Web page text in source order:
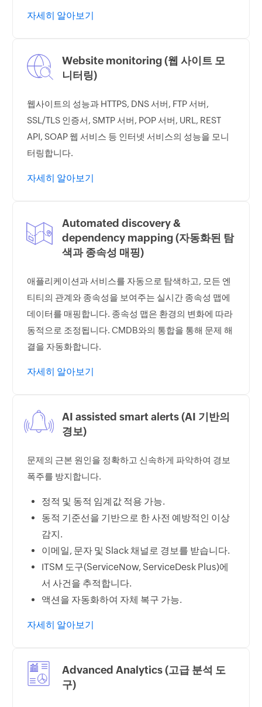
자세히 알아보기
Website monitoring (웹 사이트 모
니터링)
웹사이트의 성능과 HTTPS, DNS 서버, FTP 서버,
SSL/TLS 인증서, SMTP 서버, POP 서버, URL, REST
API, SOAP 웹 서비스 등 인터넷 서비스의 성능을 모니
터링합니다.
자세히 알아보기
Automated discovery &
dependency mapping (자동화된 탐
색과 종속성 매핑)
애플리케이션과 서비스를 자동으로 탐색하고, 모든 엔
티티의 관계와 종속성을 보여주는 실시간 종속성 맵에
데이터를 매핑합니다. 종속성 맵은 환경의 변화에 따라
동적으로 조정됩니다. CMDB와의 통합을 통해 문제 해
결을 자동화합니다.
자세히 알아보기
AI assisted smart alerts (AI 기반의
경보)
문제의 근본 원인을 정확하고 신속하게 파악하여 경보
폭주를 방지합니다.
정적 및 동적 임계값 적용 가능.
동적 기준선을 기반으로 한 사전 예방적인 이상
감지.
이메일, 문자 및 Slack 채널로 경보를 받습니다.
ITSM 도구(ServiceNow, ServiceDesk Plus)에
서 사건을 추적합니다.
액션을 자동화하여 자체 복구 가능.
자세히 알아보기
Advanced Analytics (고급 분석 도
구)